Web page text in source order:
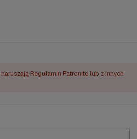
Regulamin Patronite lub z innych